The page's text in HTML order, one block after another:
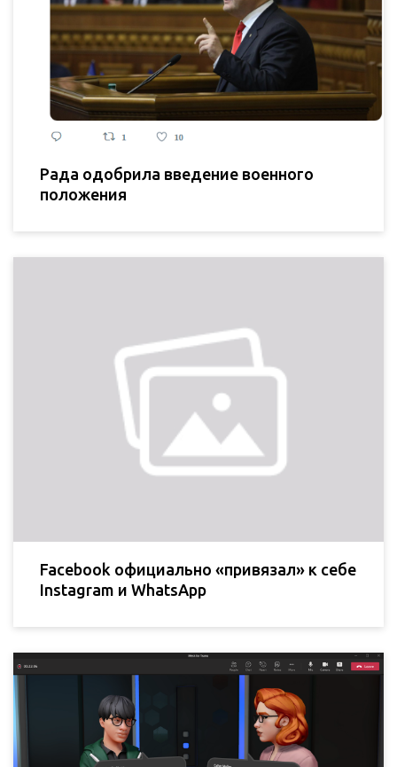
Рада одобрила введение военного
положения
Facebook официально «привязал» к себе
Instagram и WhatsApp